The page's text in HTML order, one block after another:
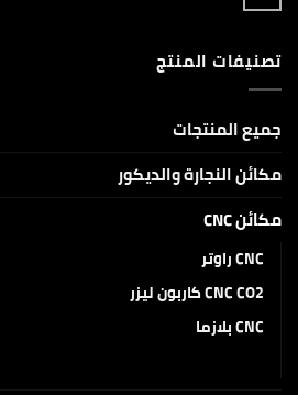
DIY
KIT
و20W
CNC
كاربون
والكتابة
على
الغير
معدنية
تصنيفات المنتج
جميع المنتجات
مكائن النجارة والديكور
مكائن CNC
CNC راوتر
CNC CO2 كاربون ليزر
CNC بلازما